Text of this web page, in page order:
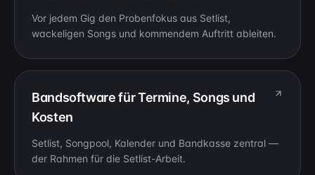
Vor jedem Gig den Probenfokus aus Setlist,
wackeligen Songs und kommendem Auftritt ableiten.
Bandsoftware für Termine, Songs und
Kosten
Setlist, Songpool, Kalender und Bandkasse zentral —
der Rahmen für die Setlist-Arbeit.